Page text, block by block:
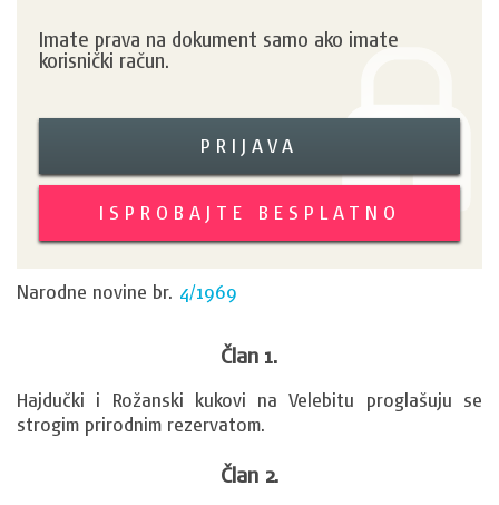
Imate prava na dokument samo ako imate
korisnički račun.
PRIJAVA
ISPROBAJTE BESPLATNO
Narodne novine br. 4/1969
Član 1.
Hajdučki i Rožanski kukovi na Velebitu proglašuju se
strogim prirodnim rezervatom.
Član 2.